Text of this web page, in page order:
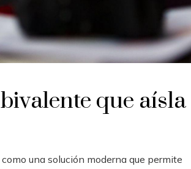
que aísla
una solución moderna que permite